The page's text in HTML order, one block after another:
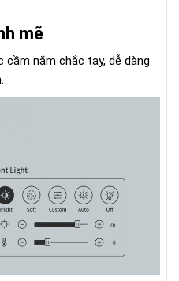
mẽ
nắm chắc tay, dễ dàng